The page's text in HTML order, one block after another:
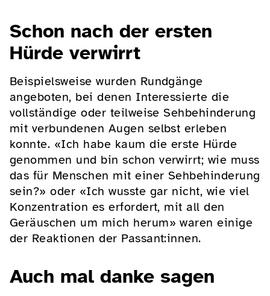
Schon nach der ersten
Hürde verwirrt
Beispielsweise wurden Rundgänge
angeboten, bei denen Interessierte die
vollständige oder teilweise Sehbehinderung
mit verbundenen Augen selbst erleben
konnte. «Ich habe kaum die erste Hürde
genommen und bin schon verwirrt; wie muss
das für Menschen mit einer Sehbehinderung
sein?» oder «Ich wusste gar nicht, wie viel
Konzentration es erfordert, mit all den
Geräuschen um mich herum» waren einige
der Reaktionen der Passant:innen.
Auch mal danke sagen